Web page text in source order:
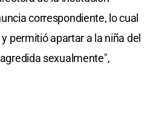
correspondiente, lo cual
permitió apartar a la niña del
sexualmente",